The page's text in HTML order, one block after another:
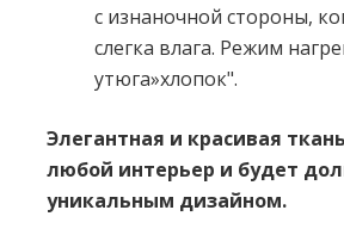
с изнаночной стороны,
слегка влага. Режим
утюга»хлопок".
Элегантная и красивая
любой интерьер и будет
уникальным дизайном.